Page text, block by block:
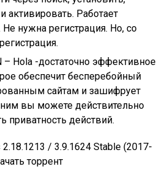
активировать. Работает
Не нужна регистрация. Но, со
– Hola -достаточно эффективное
обеспечит бесперебойный
сайтам и зашифрует
вы можете действительно
приватность действий.
2.18.1213 / 3.9.1624 Stable (2017-
торрент